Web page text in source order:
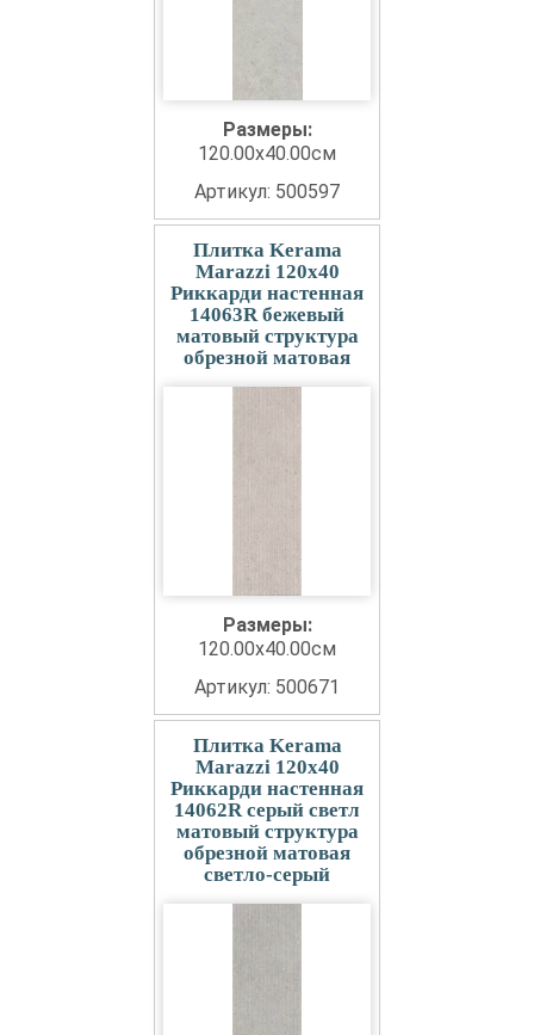
Размеры:
120.00x40.00см
Артикул: 500597
Плитка Kerama
Marazzi 120x40
Риккарди настенная
14063R бежевый
матовый структура
обрезной матовая
Размеры:
120.00x40.00см
Артикул: 500671
Плитка Kerama
Marazzi 120x40
Риккарди настенная
14062R серый светл
матовый структура
обрезной матовая
светло-серый